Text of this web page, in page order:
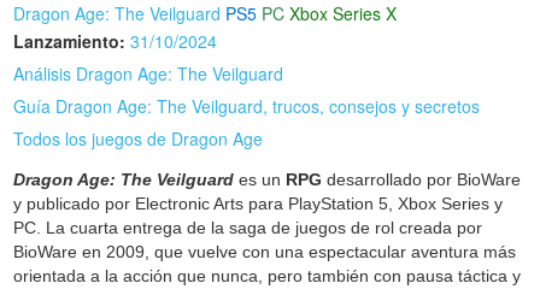
Dragon Age: The Veilguard PS5 PC Xbox Series X
Lanzamiento: 31/10/2024
Análisis Dragon Age: The Veilguard
Guía Dragon Age: The Veilguard, trucos, consejos y secretos
Todos los juegos de Dragon Age
Dragon Age: The Veilguard es un RPG desarrollado por BioWare
y publicado por Electronic Arts para PlayStation 5, Xbox Series y
PC. La cuarta entrega de la saga de juegos de rol creada por
BioWare en 2009, que vuelve con una espectacular aventura más
orientada a la acción que nunca, pero también con pausa táctica y